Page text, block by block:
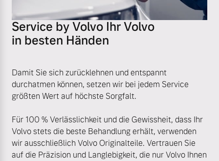
Service by Volvo Ihr Volvo
in besten Händen
Damit Sie sich zurücklehnen und entspannt
durchatmen können, setzen wir bei jedem Service
größten Wert auf höchste Sorgfalt.
Für 100 % Verlässlichkeit und die Gewissheit, dass Ihr
Volvo stets die beste Behandlung erhält, verwenden
wir ausschließlich Volvo Originalteile. Vertrauen Sie
auf die Präzision und Langlebigkeit, die nur Volvo Ihnen